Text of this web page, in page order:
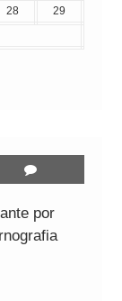
28
29
por